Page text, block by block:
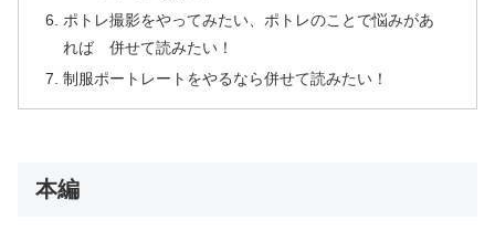
ポトレ撮影をやってみたい、ポトレのことで悩みがあ
れば 併せて読みたい！
制服ポートレートをやるなら併せて読みたい！
本編